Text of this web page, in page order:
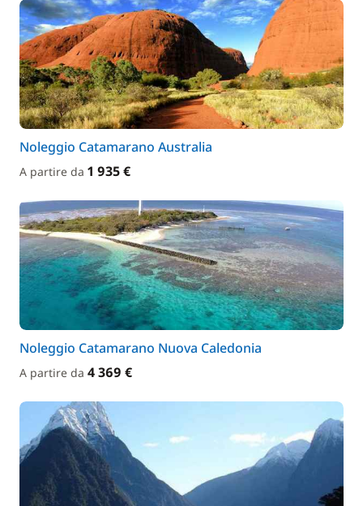
Noleggio Catamarano Australia
A partire da 1 935 €
Noleggio Catamarano Nuova Caledonia
A partire da 4 369 €